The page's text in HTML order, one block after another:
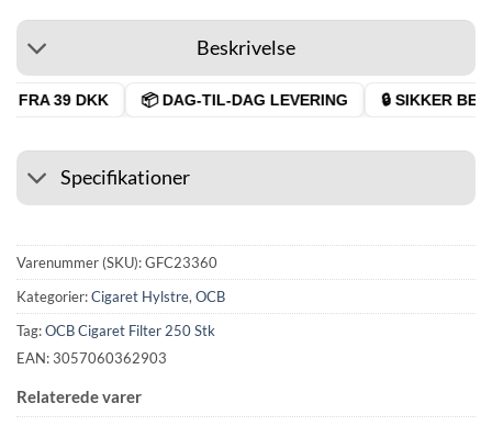
Beskrivelse
FRA 39 DKK 📦 DAG-TIL-DAG LEVERING 🔒 SIKKER
Specifikationer
Varenummer (SKU):GFC23360
Kategorier:Cigaret Hylstre, OCB
Tag:OCB Cigaret Filter 250 Stk
EAN: 3057060362903
Relaterede varer